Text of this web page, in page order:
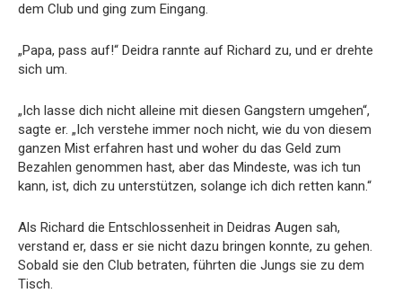
dem Club und ging zum Eingang.
„Papa, pass auf!“ Deidra rannte auf Richard zu, und er drehte
sich um.
„Ich lasse dich nicht alleine mit diesen Gangstern umgehen“,
sagte er. „Ich verstehe immer noch nicht, wie du von diesem
ganzen Mist erfahren hast und woher du das Geld zum
Bezahlen genommen hast, aber das Mindeste, was ich tun
kann, ist, dich zu unterstützen, solange ich dich retten kann.“
Als Richard die Entschlossenheit in Deidras Augen sah,
verstand er, dass er sie nicht dazu bringen konnte, zu gehen.
Sobald sie den Club betraten, führten die Jungs sie zu dem
Tisch.